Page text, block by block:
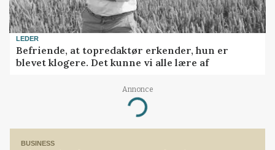
LEDER
Befriende, at topredaktør erkender, hun er
blevet klogere. Det kunne vi alle lære af
Annonce
Loading...
BUSINESS